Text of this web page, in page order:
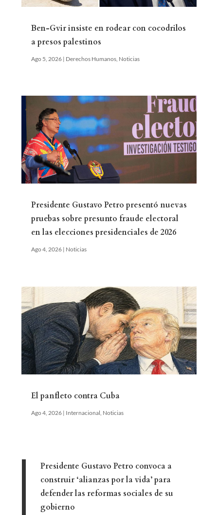
Ben-Gvir insiste en rodear con cocodrilos
a presos palestinos
Ago 5, 2026| Derechos Humanos, Noticias
Presidente Gustavo Petro presentó nuevas
pruebas sobre presunto fraude electoral
en las elecciones presidenciales de 2026
Ago 4, 2026| Noticias
El panfleto contra Cuba
Ago 4, 2026| Internacional Noticias
Presidente Gustavo Petro convoca a
construir ‘alianzas por la vida’ para
defender las reformas sociales de su
gobierno